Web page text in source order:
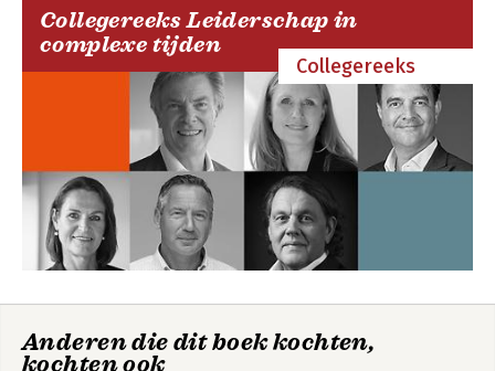
woordenboek van
de Nederlandse
taal (Dikke Van
Dale)
Van Dale
grootletter NL
Collegereeks Leiderschap in
complexe tijden
Collegereeks
Anderen die dit boek kochten,
kochten ook